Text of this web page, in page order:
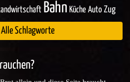
Bahn Küche Auto Zug
Alle Schlagworte